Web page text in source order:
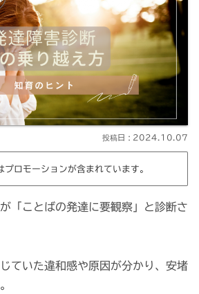
2024.10.07
ロモーションが含まれています。
「ことばの発達に要観察」と診断さ
ていた違和感や原因が分かり、安堵